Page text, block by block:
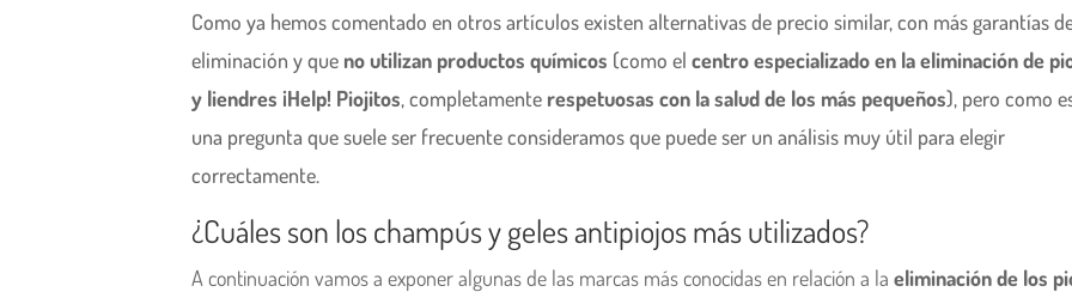
Como ya hemos comentado en otros artículos existen alternativas de precio similar, con más garantías
eliminación y que no utilizan productos químicos (como el centro especializado en la eliminación de
y liendres ¡Help! Piojitos, completamente respetuosas con la salud de los más pequeños), pero como
una pregunta que suele ser frecuente consideramos que puede ser un análisis muy útil para elegir
correctamente.
¿Cuáles son los champús y geles antipiojos más utilizados?
A continuación vamos a exponer algunas de las marcas más conocidas en relación a la eliminación de los